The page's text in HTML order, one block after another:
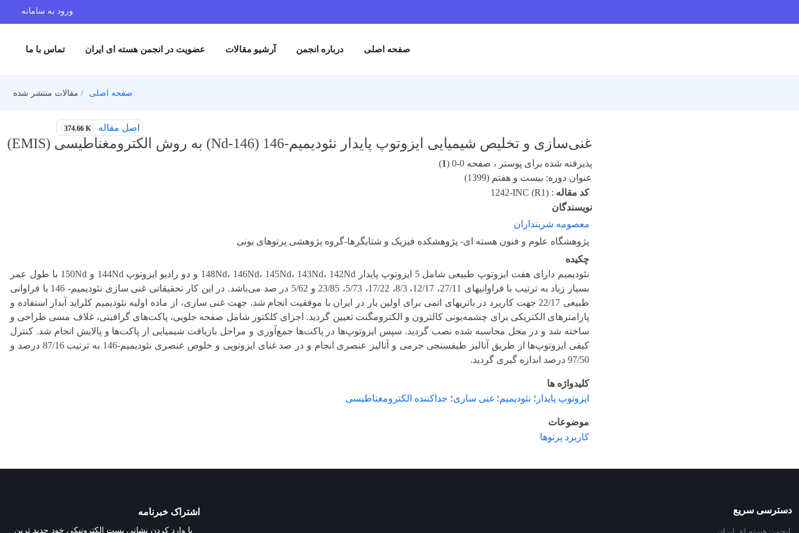
ورود به سامانه
صفحه اصلی درباره انجمن آرشیو مقالات عضویت در انجمن هسته ای ایران تماس با ما
صفحه اصلی مقالات منتشر شده
اصل مقاله 374.66 K
غنی‌سازی و تخلیص شیمیایی ایزوتوپ‌ پایدار نئودیمیم-146 (Nd-146) به روش الکترومغناطیسی (EMIS)
پذیرفته شده برای پوستر ، صفحه 0-0 ( 1
)
عنوان دوره: بیست و هفتم (1399)
کد مقاله :
1242-INC (R1)
نویسندگان
معصومه شربتداران
پژوهشگاه علوم و فنون هسته ای- پژوهشکده فیزیک و شتابگرها-گروه پژوهشی پرتوهای یونی
چکیده
نئودیمیم دارای هفت ایزوتوپ طبیعی شامل 5 ایزوتوپ پایدار 148Nd، 146Nd، 145Nd، 143Nd، 142Nd و دو رادیو ایزوتوپ 144Nd و 150Nd با طول عمر
بسیار زیاد به ترتیب با فراوانیهای 27/11، 12/17، 8/3، 17/22، 5/73، 23/85 و 5/62 در صد می‌باشد. در این کار تحقیقاتی غنی ‏سازی نئودیمیم- 146 با فراوانی
طبیعی 22/17 جهت کاربرد در باتریهای اتمی برای اولین بار در ایران با موفقیت انجام شد. جهت غنی سازی، از ماده اولیه نئودیمیم کلراید آبدار استفاده و
پارامترهای الکتریکی برای چشمه‌یونی کالترون و الکترومگنت تعیین گردید. اجزای کلکتور شامل صفحه جلویی، پاکت‌های گرافیتی، غلاف مسی طراحی و
ساخته شد و در محل محاسبه شده نصب گردید. سپس ایزوتوپ‌ها در پاکت‌ها جمع‌آوری و مراحل بازیافت شیمیایی از پاکت‌ها و پالایش انجام شد. کنترل
کیفی ایزوتوپ‌ها از طریق آنالیز طیف‏سنجی جرمی و آنالیز عنصری انجام و در صد غنای ایزوتوپی و خلوص عنصری نئودیمیم-146 به ترتیب 87/16 درصد و
97/50 درصد اندازه گیری گردید.
کلیدواژه ها
ایزوتوپ پایدار ؛ نئودیمیم؛ غنی سازی؛ جداکننده الکترومغناطیسی
موضوعات
کاربرد پرتوها
دسترسی سریع اشتراک خبرنامه
با وارد کردن نشانی پست الکترونیکی خود جدید ترین